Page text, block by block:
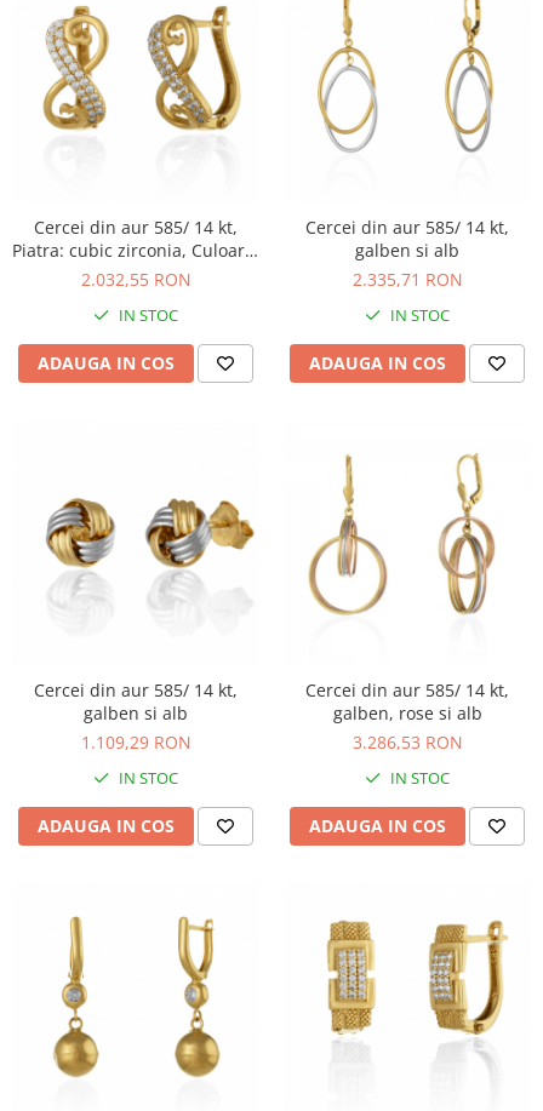
Cercei din aur 585/ 14 kt,
Piatra: cubic zirconia, Culoare:
transparenta
2.032,55 RON
IN STOC
ADAUGA IN COS
Cercei din aur 585/ 14 kt,
galben si alb
2.335,71 RON
IN STOC
ADAUGA IN COS
Cercei din aur 585/ 14 kt,
galben si alb
1.109,29 RON
IN STOC
ADAUGA IN COS
Cercei din aur 585/ 14 kt,
galben, rose si alb
3.286,53 RON
IN STOC
ADAUGA IN COS